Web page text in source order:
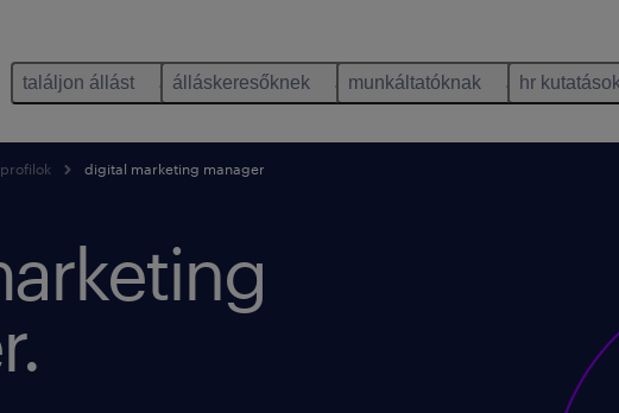
találjon állást álláskeresőknek munkáltatóknak hr
digital marketing manager